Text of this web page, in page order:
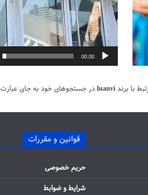
00:00
با برندluanviدر جستجوهای خود به جای عبارت
قوانین و مقررات
حریم خصوصی
شرایط و ضوابط